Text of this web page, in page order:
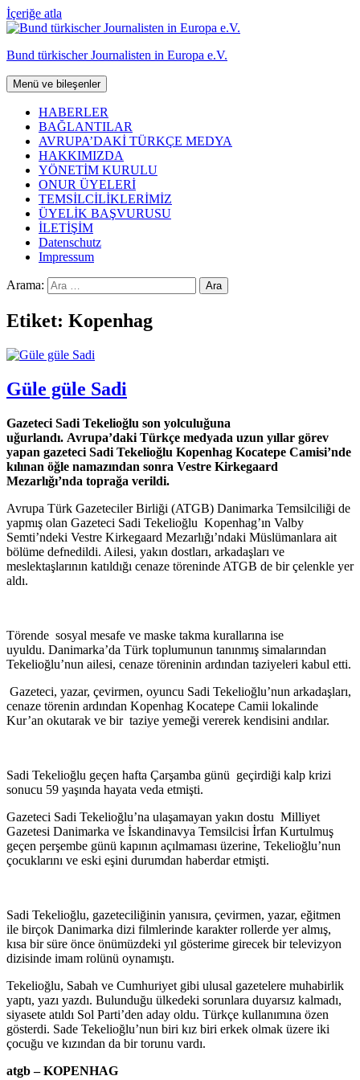
İçeriğe atla
Bund türkischer Journalisten in Europa e.V.
Menü ve bileşenler
HABERLER
BAĞLANTILAR
AVRUPA’DAKİ TÜRKÇE MEDYA
HAKKIMIZDA
YÖNETİM KURULU
ONUR ÜYELERİ
TEMSİLCİLİKLERİMİZ
ÜYELİK BAŞVURUSU
İLETİŞİM
Datenschutz
Impressum
Arama:
Etiket: Kopenhag
Güle güle Sadi
Gazeteci Sadi Tekelioğlu son yolculuğuna
uğurlandı. Avrupa’daki Türkçe medyada uzun yıllar görev
yapan gazeteci Sadi Tekelioğlu Kopenhag Kocatepe Camisi’nde
kılınan öğle namazından sonra Vestre Kirkegaard
Mezarlığı’nda toprağa verildi.
Avrupa Türk Gazeteciler Birliği (ATGB) Danimarka Temsilciliği de
yapmış olan Gazeteci Sadi Tekelioğlu Kopenhag’ın Valby
Semti’ndeki Vestre Kirkegaard Mezarlığı’ndaki Müslümanlara ait
bölüme defnedildi. Ailesi, yakın dostları, arkadaşları ve
meslektaşlarının katıldığı cenaze töreninde ATGB de bir çelenkle yer
aldı.
Törende sosyal mesafe ve maske takma kurallarına ise
uyuldu. Danimarka’da Türk toplumunun tanınmış simalarından
Tekelioğlu’nun ailesi, cenaze töreninin ardından taziyeleri kabul etti.
Gazeteci, yazar, çevirmen, oyuncu Sadi Tekelioğlu’nun arkadaşları,
cenaze törenin ardından Kopenhag Kocatepe Camii lokalinde
Kur’an okutarak ve bir taziye yemeği vererek kendisini andılar.
Sadi Tekelioğlu geçen hafta Çarşamba günü geçirdiği kalp krizi
sonucu 59 yaşında hayata veda etmişti.
Gazeteci Sadi Tekelioğlu’na ulaşamayan yakın dostu Milliyet
Gazetesi Danimarka ve İskandinavya Temsilcisi İrfan Kurtulmuş
geçen perşembe günü kapının açılmaması üzerine, Tekelioğlu’nun
çocuklarını ve eski eşini durumdan haberdar etmişti.
Sadi Tekelioğlu, gazeteciliğinin yanısıra, çevirmen, yazar, eğitmen
ile birçok Danimarka dizi filmlerinde karakter rollerde yer almış,
kısa bir süre önce önümüzdeki yıl gösterime girecek bir televizyon
dizisinde imam rolünü oynamıştı.
Tekelioğlu, Sabah ve Cumhuriyet gibi ulusal gazetelere muhabirlik
yaptı, yazı yazdı. Bulunduğu ülkedeki sorunlara duyarsız kalmadı,
siyasete atıldı Sol Parti’den aday oldu. Türkçe kullanımına özen
gösterdi. Sade Tekelioğlu’nun biri kız biri erkek olmak üzere iki
çocuğu ve kızından da bir torunu vardı.
atgb – KOPENHAG